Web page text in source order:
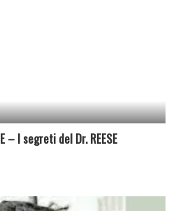
– I segreti del Dr. REESE